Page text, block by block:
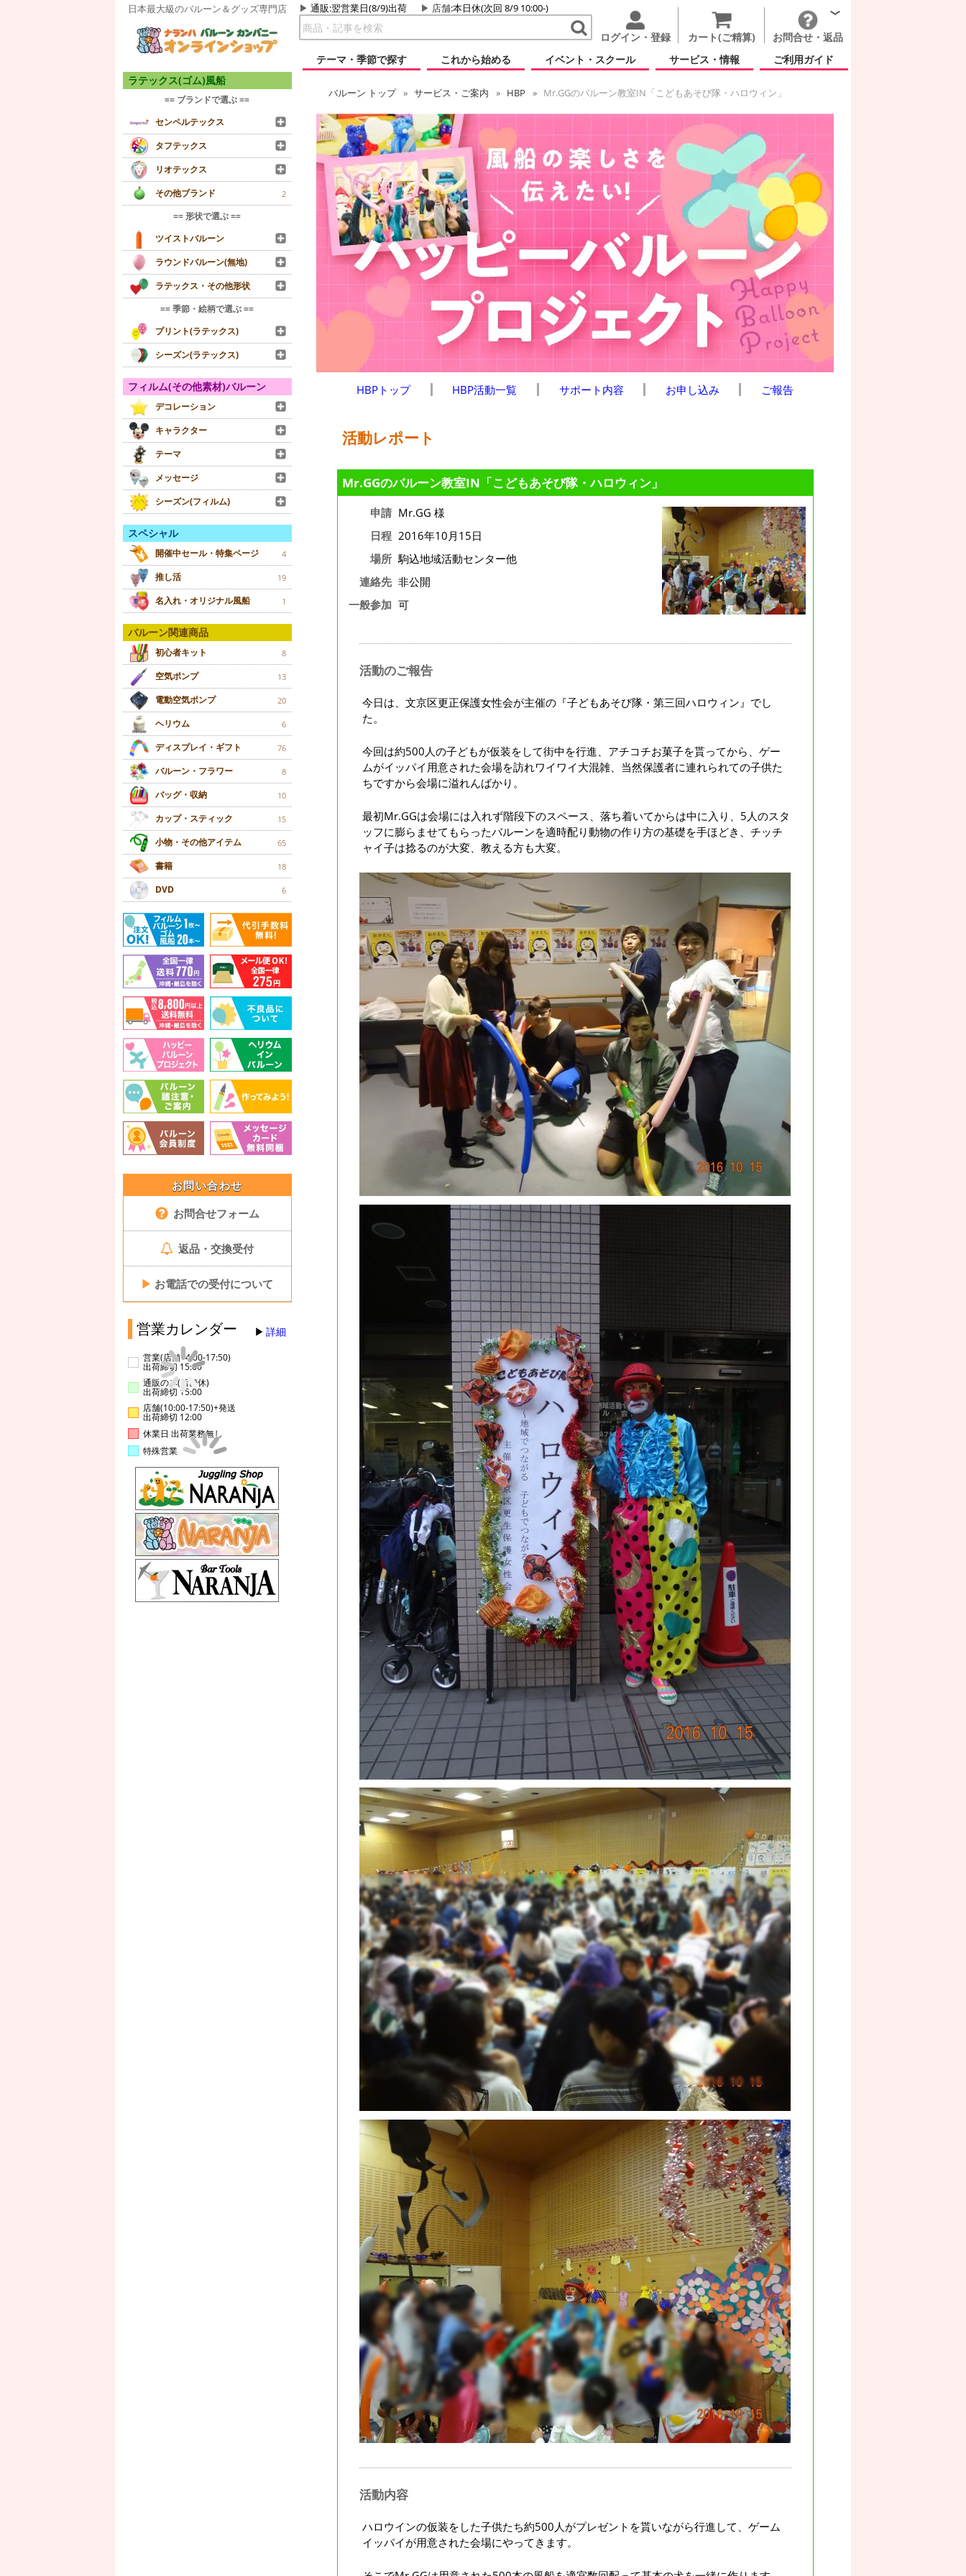
日本最大級のバルーン＆グッズ専門店 通販:翌営業日(8/9)出荷 店舗:本日休(次回 8/9 10:00-)
ログイン・登録 カート(ご精算)
お問合せ・返品
テーマ・季節で探す
これから始める イベント・スクール サービス・情報 ご利用ガイド
ラテックス(ゴム)風船
== ブランドで選ぶ ==
センペルテックス
タフテックス
リオテックス
その他ブランド
2
== 形状で選ぶ ==
ツイストバルーン
ラウンドバルーン(無地)
ラテックス・その他形状
== 季節・絵柄で選ぶ ==
プリント(ラテックス)
シーズン(ラテックス)
フィルム(その他素材)バルーン
デコレーション
キャラクター
テーマ
メッセージ
シーズン(フィルム)
スペシャル
開催中セール・特集ページ 4
推し活 19
名入れ・オリジナル風船 1
バルーン関連商品
初心者キット 8
空気ポンプ 13
電動空気ポンプ 20
ヘリウム 6
ディスプレイ・ギフト 76
バルーン・フラワー 8
バッグ・収納 10
カップ・スティック 15
小物・その他アイテム 65
書籍 18
DVD 6
お問い合わせ
お問合せフォーム
返品・交換受付
▶ お電話での受付について
営業カレンダー 詳細
営業(店舗14:00-17:50)
出荷締切 15:00
通販のみ(店舗休)
出荷締切 15:00
店舗(10:00-17:50)+発送
出荷締切 12:00
休業日 出荷業務無し
特殊営業
バルーン トップ サービス・ご案内 HBP Mr.GGのバルーン教室IN「こどもあそび隊・ハロウィン」
HBPトップ HBP活動一覧 サポート内容 お申し込み ご報告
活動レポート
Mr.GGのバルーン教室IN「こどもあそび隊・ハロウィン」
申請 Mr.GG 様
日程 2016年10月15日
場所 駒込地域活動センター他
連絡先 非公開
一般参加 可
活動のご報告
今日は、文京区更正保護女性会が主催の『子どもあそび隊・第三回ハロウィン』でし
た。
今回は約500人の子どもが仮装をして街中を行進、アチコチお菓子を貰ってから、ゲー
ムがイッパイ用意された会場を訪れワイワイ大混雑、当然保護者に連れられての子供た
ちですから会場に溢れんばかり。
最初Mr.GGは会場には入れず階段下のスペース、落ち着いてからは中に入り、5人のスタ
ッフに膨らませてもらったバルーンを適時配り動物の作り方の基礎を手ほどき、チッチ
ャイ子は捻るのが大変、教える方も大変。
活動内容
ハロウインの仮装をした子供たち約500人がプレゼントを貰いながら行進して、ゲーム
イッパイが用意された会場にやってきます。